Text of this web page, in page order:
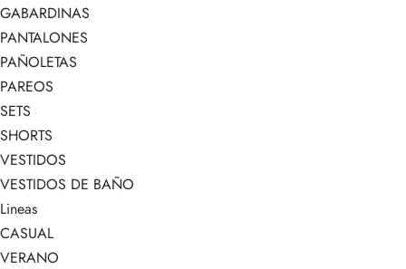
GABARDINAS
PANTALONES
PAÑOLETAS
PAREOS
SETS
SHORTS
VESTIDOS
VESTIDOS DE BAÑO
Lineas
CASUAL
VERANO